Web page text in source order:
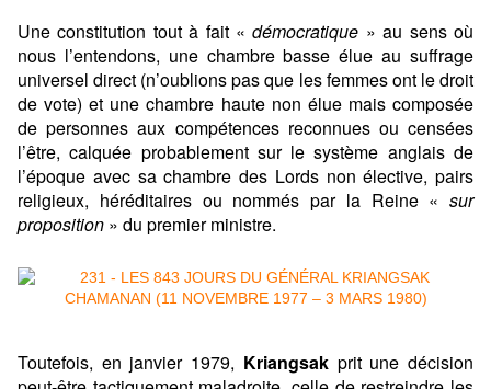
Une constitution tout à fait «démocratique » au sens où
nous l’entendons, une chambre basse élue au suffrage
universel direct (n’oublions pas que les femmes ont le droit
de vote) et une chambre haute non élue mais composée
de personnes aux compétences reconnues ou censées
l’être, calquée probablement sur le système anglais de
l’époque avec sa chambre des Lords non élective, pairs
religieux, héréditaires ou nommés par la Reine « sur
proposition » du premier ministre.
Toutefois, en janvier 1979, Kriangsak prit une décision